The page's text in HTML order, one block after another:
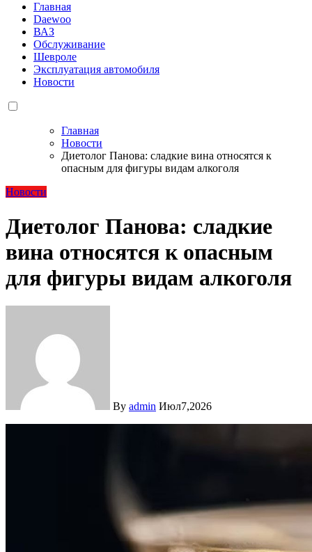
Главная
Daewoo
ВАЗ
Обслуживание
Шевроле
Эксплуатация автомобиля
Новости
Главная
Новости
Диетолог Панова: сладкие вина относятся к
опасным для фигуры видам алкоголя
Новости
Диетолог Панова: сладкие
вина относятся к опасным
для фигуры видам алкоголя
By admin Июл7,2026